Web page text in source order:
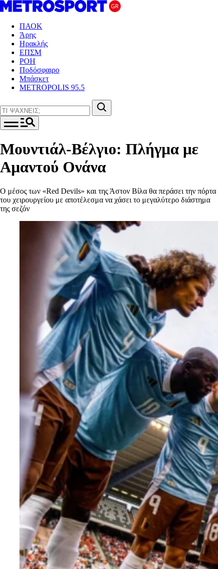
ΠΑΟΚ
Άρης
Ηρακλής
ΕΠΣΜ
ΡΟΗ
Ποδόσφαιρο
Μπάσκετ
METROPOLIS 95.5
Μουντιάλ-Βέλγιο: Πλήγμα με
Αμαντού Ονάνα
Ο μέσος των «Red Devils» και της Άστον Βίλα θα περάσει την πόρτα
του χειρουργείου με αποτέλεσμα να χάσει το μεγαλύτερο διάστημα
της σεζόν